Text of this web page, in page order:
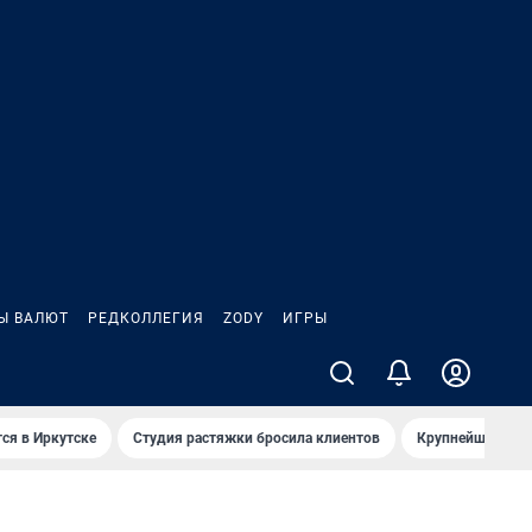
ВАЛЮТ РЕДКОЛЛЕГИЯ ZODY ИГРЫ
в Иркутске Студия растяжки бросила клиентов Крупнейшие